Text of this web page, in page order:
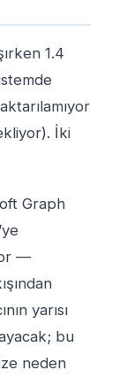
1.4
İki
Graph
—
yarısı
bu
neden